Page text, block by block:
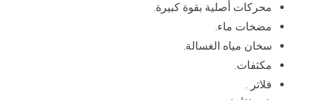
محركات أصلية بقوة كبيرة.
مضخات ماء.
سخان مياه الغسالة.
مكثفات.
فلاتر .